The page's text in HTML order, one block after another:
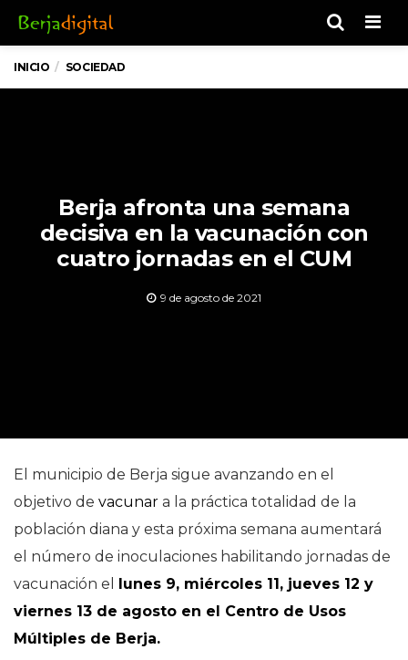
INICIO SOCIEDAD
Berja afronta una semana
decisiva en la vacunación con
cuatro jornadas en el CUM
9 de agosto de 2021
El municipio de Berja sigue avanzando en el
objetivo de vacunar a la práctica totalidad de la
población diana y esta próxima semana aumentará
el número de inoculaciones habilitando jornadas de
vacunación el lunes 9, miércoles 11, jueves 12 y
viernes 13 de agosto en el Centro de Usos
Múltiples de Berja.